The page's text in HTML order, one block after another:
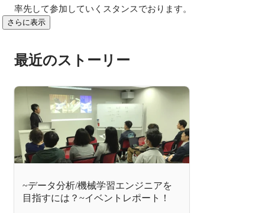
率先して参加していくスタンスでおります。
さらに表示
最近のストーリー
~データ分析/機械学習エンジニアを
目指すには？~イベントレポート！